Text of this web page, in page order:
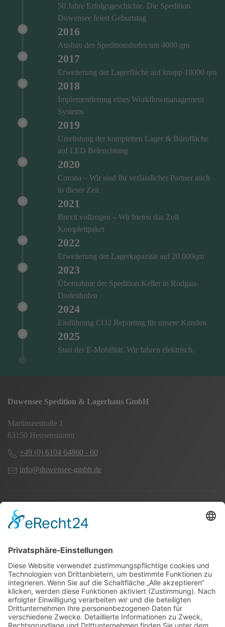
50 Jahre Erfolgsgeschichte. Die Spedition
Duwensee feiert Geburtstag
2016
Ausbau des Speditionshofes um 4000 qm
2017
Erweiterung der Lagerfläche auf knapp 18000 qm
2018
Implementierung eines Workflowmanagement
Systems
2019
Umrüstung der kompletten Lager & Bürofläche
auf LED Beleuchtung
2020
Corona – Wir sind Ihr verlässlicher Partner auch
in dieser Zeit
2021
Brexit vollzogen – Wir bieten das Zoll
Komplettpaket
2022
Erweiterung der Lagerkapazität auf 20.000qm
2023
Übernahme der Spedition Keller in Rodgau-
Dudenhofen
2024
Einführung CO2 Reporting für unsere Kunden
2025
Start der E-Mobilität. Wir fahren elektrisch.
Duwensee Spedition & Lagerhaus GmbH
Martinseestraße 1
63150 Heusenstamm
+49 (0) 6104 64860 - 00
info@duwensee-gmbh.de
Spezialisten für:
Nahverkehr Transport Rhein-Main
UK-Transporte
Lagerlogistik